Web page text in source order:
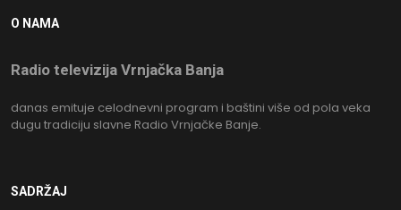
O NAMA
Radio televizija Vrnjačka Banja
danas emituje celodnevni program i baštini više od pola veka
dugu tradiciju slavne Radio Vrnjačke Banje.
SADRŽAJ